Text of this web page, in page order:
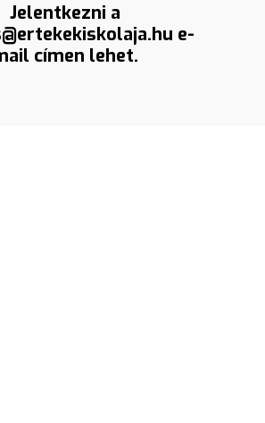
Jelentkezni a
e-
címen lehet.